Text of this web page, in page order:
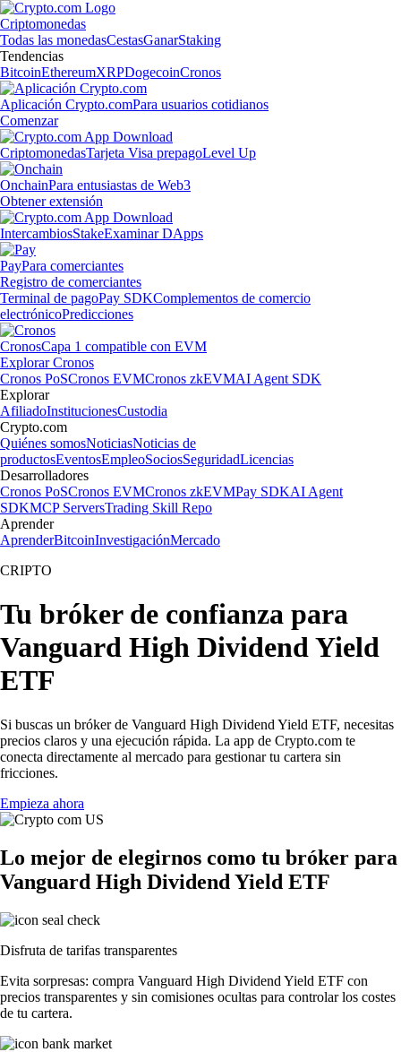
Criptomonedas
Todas las monedasCestasGanarStaking
Tendencias
BitcoinEthereumXRPDogecoinCronos
Aplicación Crypto.comPara usuarios cotidianos
Comenzar
CriptomonedasTarjeta Visa prepagoLevel Up
OnchainPara entusiastas de Web3
Obtener extensión
IntercambiosStakeExaminar DApps
PayPara comerciantes
Registro de comerciantes
Terminal de pagoPay SDKComplementos de comercio
electrónicoPredicciones
CronosCapa 1 compatible con EVM
Explorar Cronos
Cronos PoSCronos EVMCronos zkEVMAI Agent SDK
Explorar
AfiliadoInstitucionesCustodia
Crypto.com
Quiénes somosNoticiasNoticias de
productosEventosEmpleoSociosSeguridadLicencias
Desarrolladores
Cronos PoSCronos EVMCronos zkEVMPay SDKAI Agent
SDKMCP ServersTrading Skill Repo
Aprender
AprenderBitcoinInvestigaciónMercado
CRIPTO
Tu bróker de confianza para
Vanguard High Dividend Yield
ETF
Si buscas un bróker de Vanguard High Dividend Yield ETF, necesitas
precios claros y una ejecución rápida. La app de Crypto.com te
conecta directamente al mercado para gestionar tu cartera sin
fricciones.
Empieza ahora
Lo mejor de elegirnos como tu bróker para
Vanguard High Dividend Yield ETF
Disfruta de tarifas transparentes
Evita sorpresas: compra Vanguard High Dividend Yield ETF con
precios transparentes y sin comisiones ocultas para controlar los costes
de tu cartera.